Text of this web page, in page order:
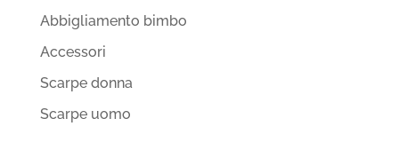
Abbigliamento bimbo
Accessori
Scarpe donna
Scarpe uomo